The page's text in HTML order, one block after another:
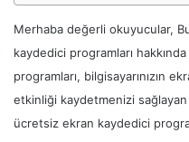
Merhaba değerli okuyucular,
kaydedici programları
programları, bilgisayarınızın
etkinliği kaydetmenizi sağlayan
ücretsiz ekran kaydedici